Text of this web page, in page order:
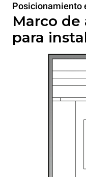
Posicionamiento
Marco
para